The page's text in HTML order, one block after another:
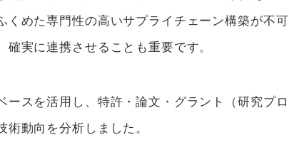
めた専門性の高いサプライチェーン構築が不可
実に連携させることも重要です。
スを活用し、特許・論文・グラント（研究プロ
動向を分析しました。